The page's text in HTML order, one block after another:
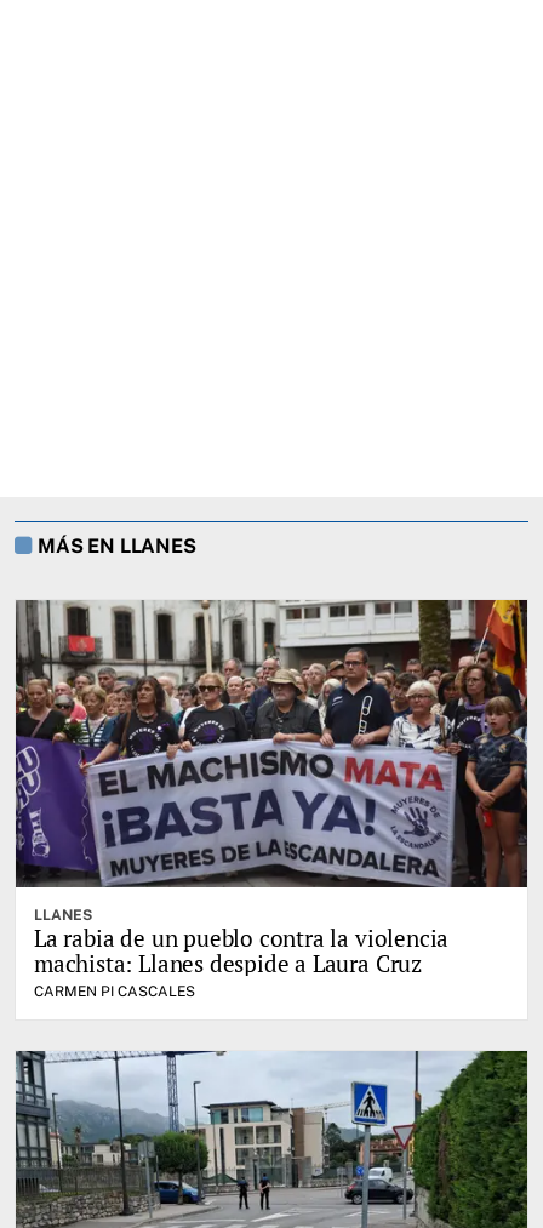
MÁS EN LLANES
LLANES
La rabia de un pueblo contra la violencia
machista: Llanes despide a Laura Cruz
CARMEN PI CASCALES